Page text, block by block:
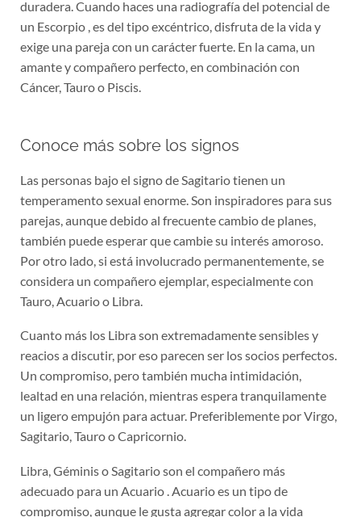
duradera. Cuando haces una radiografía del potencial de
un Escorpio , es del tipo excéntrico, disfruta de la vida y
exige una pareja con un carácter fuerte. En la cama, un
amante y compañero perfecto, en combinación con
Cáncer, Tauro o Piscis.
Conoce más sobre los signos
Las personas bajo el signo de Sagitario tienen un
temperamento sexual enorme. Son inspiradores para sus
parejas, aunque debido al frecuente cambio de planes,
también puede esperar que cambie su interés amoroso.
Por otro lado, si está involucrado permanentemente, se
considera un compañero ejemplar, especialmente con
Tauro, Acuario o Libra.
Cuanto más los Libra son extremadamente sensibles y
reacios a discutir, por eso parecen ser los socios perfectos.
Un compromiso, pero también mucha intimidación,
lealtad en una relación, mientras espera tranquilamente
un ligero empujón para actuar. Preferiblemente por Virgo,
Sagitario, Tauro o Capricornio.
Libra, Géminis o Sagitario son el compañero más
adecuado para un Acuario . Acuario es un tipo de
compromiso, aunque le gusta agregar color a la vida